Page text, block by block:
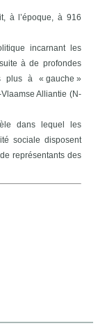
à l’époque, à 916
incarnant les
à de profondes
plus à « gauche »
Alliantie (N-
dans lequel les
sociale disposent
représentants des